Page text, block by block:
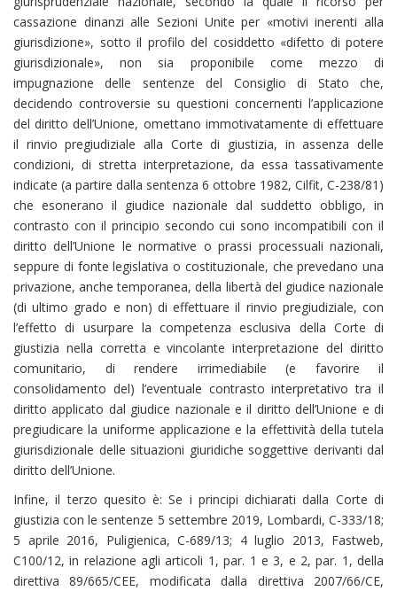
cassazione dinanzi alle Sezioni Unite per «motivi inerenti alla
giurisdizione», sotto il profilo del cosiddetto «difetto di potere
giurisdizionale», non sia proponibile come mezzo di
impugnazione delle sentenze del Consiglio di Stato che,
decidendo controversie su questioni concernenti l’applicazione
del diritto dell’Unione, omettano immotivatamente di effettuare
il rinvio pregiudiziale alla Corte di giustizia, in assenza delle
condizioni, di stretta interpretazione, da essa tassativamente
indicate (a partire dalla sentenza 6 ottobre 1982, Cilfit, C-238/81)
che esonerano il giudice nazionale dal suddetto obbligo, in
contrasto con il principio secondo cui sono incompatibili con il
diritto dell’Unione le normative o prassi processuali nazionali,
seppure di fonte legislativa o costituzionale, che prevedano una
privazione, anche temporanea, della libertà del giudice nazionale
(di ultimo grado e non) di effettuare il rinvio pregiudiziale, con
l’effetto di usurpare la competenza esclusiva della Corte di
giustizia nella corretta e vincolante interpretazione del diritto
comunitario, di rendere irrimediabile (e favorire il
consolidamento del) l’eventuale contrasto interpretativo tra il
diritto applicato dal giudice nazionale e il diritto dell’Unione e di
pregiudicare la uniforme applicazione e la effettività della tutela
giurisdizionale delle situazioni giuridiche soggettive derivanti dal
diritto dell’Unione.
Infine, il terzo quesito è: Se i principi dichiarati dalla Corte di
giustizia con le sentenze 5 settembre 2019, Lombardi, C-333/18;
5 aprile 2016, Puligienica, C-689/13; 4 luglio 2013, Fastweb,
C100/12, in relazione agli articoli 1, par. 1 e 3, e 2, par. 1, della
direttiva 89/665/CEE, modificata dalla direttiva 2007/66/CE,